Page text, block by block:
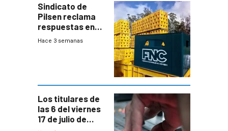
Sindicato de
Pilsen reclama
respuestas en
medio de
Hace 3 semanas
Los titulares de
las 6 del viernes
17 de julio de
2026